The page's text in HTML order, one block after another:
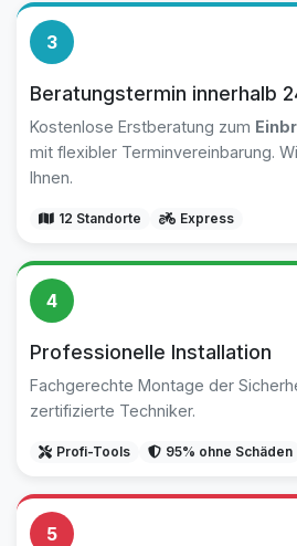
3
Beratungstermin innerhalb
Kostenlose Erstberatung zum
mit flexibler Terminvereinbarung.
Ihnen.
12 Standorte Express
4
Professionelle Installation
Fachgerechte Montage der
zertifizierte Techniker.
Profi-Tools 95% ohne Schäden
5